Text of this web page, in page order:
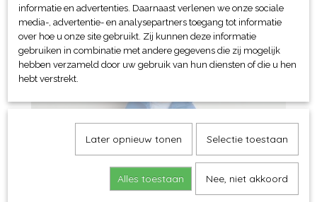
informatie en advertenties. Daarnaast verlenen we onze sociale
media-, advertentie- en analysepartners toegang tot informatie
over hoe u onze site gebruikt. Zij kunnen deze informatie
gebruiken in combinatie met andere gegevens die zij mogelijk
hebben verzameld door uw gebruik van hun diensten of die u hen
hebt verstrekt.
Later opnieuw tonen Selectie toestaan
Alles toestaan Nee, niet akkoord